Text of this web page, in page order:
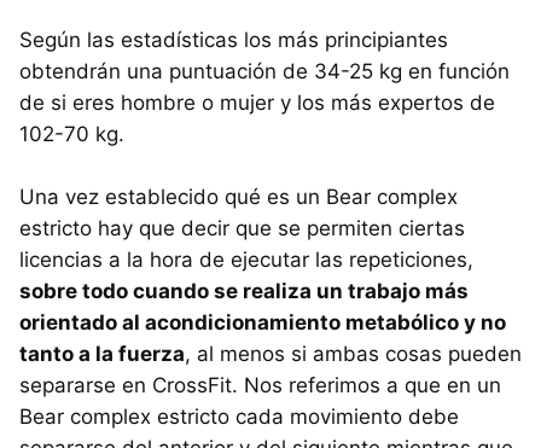
Según las estadísticas los más principiantes
obtendrán una puntuación de 34-25 kg en función
de si eres hombre o mujer y los más expertos de
102-70 kg.
Una vez establecido qué es un Bear complex
estricto hay que decir que se permiten ciertas
licencias a la hora de ejecutar las repeticiones,
sobre todo cuando se realiza un trabajo más
orientado al acondicionamiento metabólico y no
tanto a la fuerza, al menos si ambas cosas pueden
separarse en CrossFit. Nos referimos a que en un
Bear complex estricto cada movimiento debe